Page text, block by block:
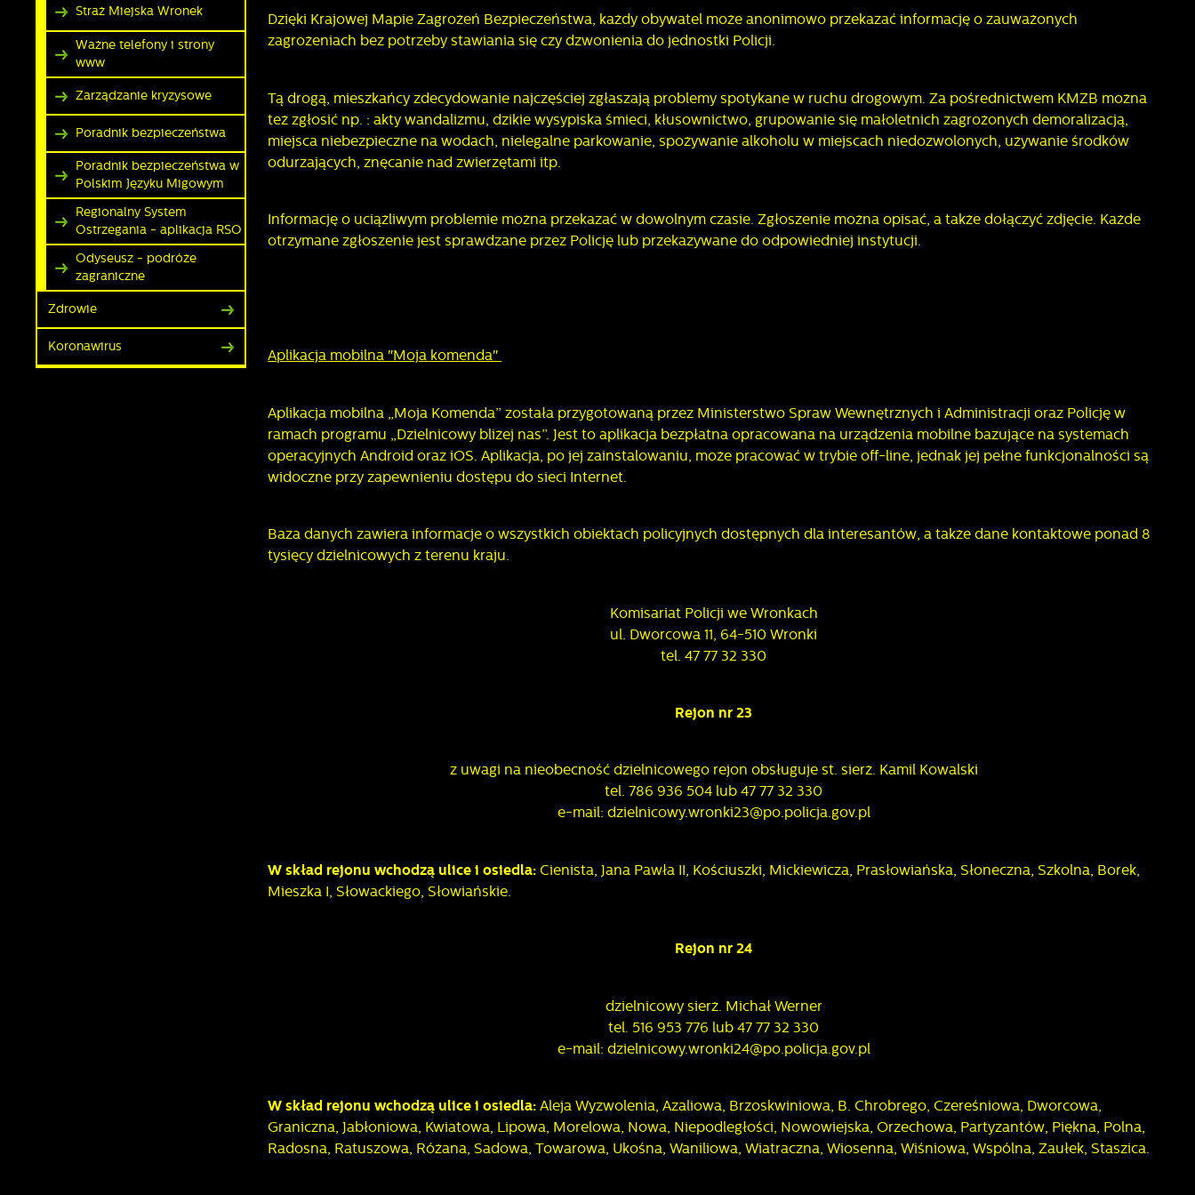
Straż Miejska Wronek
Ważne telefony i strony
www
Zarządzanie kryzysowe
Poradnik bezpieczeństwa
Poradnik bezpieczeństwa w
Polskim Języku Migowym
Regionalny System
Ostrzegania - aplikacja RSO
Odyseusz - podróże
zagraniczne
Zdrowie
Koronawirus
Dzięki Krajowej Mapie Zagrożeń Bezpieczeństwa, każdy obywatel może anonimowo przekazać informację o zauważonych
zagrożeniach bez potrzeby stawiania się czy dzwonienia do jednostki Policji.
Tą drogą, mieszkańcy zdecydowanie najczęściej zgłaszają problemy spotykane w ruchu drogowym. Za pośrednictwem KMZB można
też zgłosić np. : akty wandalizmu, dzikie wysypiska śmieci, kłusownictwo, grupowanie się małoletnich zagrożonych demoralizacją,
miejsca niebezpieczne na wodach, nielegalne parkowanie, spożywanie alkoholu w miejscach niedozwolonych, używanie środków
odurzających, znęcanie nad zwierzętami itp.
Informację o uciążliwym problemie można przekazać w dowolnym czasie. Zgłoszenie można opisać, a także dołączyć zdjęcie. Każde
otrzymane zgłoszenie jest sprawdzane przez Policję lub przekazywane do odpowiedniej instytucji.
Aplikacja mobilna "Moja komenda"
Aplikacja mobilna „Moja Komenda” została przygotowaną przez Ministerstwo Spraw Wewnętrznych i Administracji oraz Policję w
ramach programu „Dzielnicowy bliżej nas”. Jest to aplikacja bezpłatna opracowana na urządzenia mobilne bazujące na systemach
operacyjnych Android oraz iOS. Aplikacja, po jej zainstalowaniu, może pracować w trybie off-line, jednak jej pełne funkcjonalności są
widoczne przy zapewnieniu dostępu do sieci Internet.
Baza danych zawiera informacje o wszystkich obiektach policyjnych dostępnych dla interesantów, a także dane kontaktowe ponad 8
tysięcy dzielnicowych z terenu kraju.
Komisariat Policji we Wronkach
ul. Dworcowa 11, 64-510 Wronki
tel. 47 77 32 330
Rejon nr 23
z uwagi na nieobecność dzielnicowego rejon obsługuje st. sierż. Kamil Kowalski
tel. 786 936 504 lub 47 77 32 330
e-mail: dzielnicowy.wronki23@po.policja.gov.pl
W skład rejonu wchodzą ulice i osiedla:Cienista, Jana Pawła II, Kościuszki, Mickiewicza, Prasłowiańska, Słoneczna, Szkolna, Borek,
Mieszka I, Słowackiego, Słowiańskie.
Rejon nr 24
dzielnicowy sierż. Michał Werner
tel. 516 953 776 lub 47 77 32 330
e-mail: dzielnicowy.wronki24@po.policja.gov.pl
W skład rejonu wchodzą ulice i osiedla:Aleja Wyzwolenia, Azaliowa, Brzoskwiniowa, B. Chrobrego, Czereśniowa, Dworcowa,
Graniczna, Jabłoniowa, Kwiatowa, Lipowa, Morelowa, Nowa, Niepodległości, Nowowiejska, Orzechowa, Partyzantów, Piękna, Polna,
Radosna, Ratuszowa, Różana, Sadowa, Towarowa, Ukośna, Waniliowa, Wiatraczna, Wiosenna, Wiśniowa, Wspólna, Zaułek, Staszica.
Szanujemy Twoją prywatność. Możesz zmienić ustawienia cookies lub